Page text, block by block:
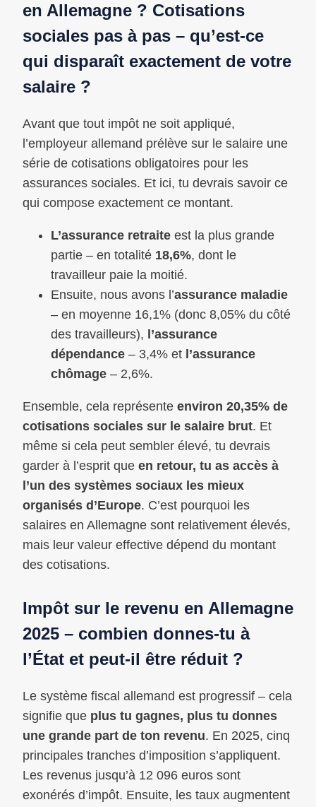
en Allemagne ? Cotisations
sociales pas à pas – qu’est-ce
qui disparaît exactement de votre
salaire ?
Avant que tout impôt ne soit appliqué,
l’employeur allemand prélève sur le salaire une
série de cotisations obligatoires pour les
assurances sociales. Et ici, tu devrais savoir ce
qui compose exactement ce montant.
L’assurance retraite est la plus grande
partie – en totalité 18,6%, dont le
travailleur paie la moitié.
Ensuite, nous avons l’assurance maladie
– en moyenne 16,1% (donc 8,05% du côté
des travailleurs), l’assurance
dépendance – 3,4% et l’assurance
chômage – 2,6%.
Ensemble, cela représente environ 20,35% de
cotisations sociales sur le salaire brut. Et
même si cela peut sembler élevé, tu devrais
garder à l’esprit que en retour, tu as accès à
l’un des systèmes sociaux les mieux
organisés d’Europe. C’est pourquoi les
salaires en Allemagne sont relativement élevés,
mais leur valeur effective dépend du montant
des cotisations.
Impôt sur le revenu en Allemagne
2025 – combien donnes-tu à
l’État et peut-il être réduit ?
Le système fiscal allemand est progressif – cela
signifie que plus tu gagnes, plus tu donnes
une grande part de ton revenu. En 2025, cinq
principales tranches d’imposition s’appliquent.
Les revenus jusqu’à 12 096 euros sont
exonérés d’impôt. Ensuite, les taux augmentent